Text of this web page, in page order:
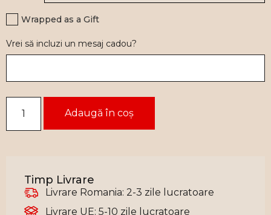
Wrapped as a Gift
Vrei să incluzi un mesaj cadou?
Adaugă în coș
Timp Livrare
Livrare Romania: 2-3 zile lucratoare
Livrare UE: 5-10 zile lucratoare